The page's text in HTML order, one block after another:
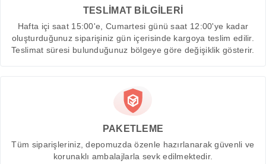
TESLİMAT BİLGİLERİ
Hafta içi saat 15:00'e, Cumartesi günü saat 12:00'ye kadar
oluşturduğunuz siparişiniz gün içerisinde kargoya teslim edilir.
Teslimat süresi bulunduğunuz bölgeye göre değişiklik gösterir.
PAKETLEME
Tüm siparişleriniz, depomuzda özenle hazırlanarak güvenli ve
korunaklı ambalajlarla sevk edilmektedir.